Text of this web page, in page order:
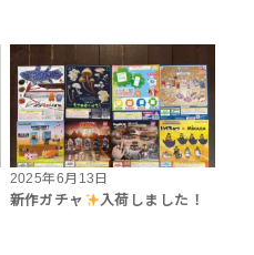
2025年6月13日
新作ガチャ
入荷しました！